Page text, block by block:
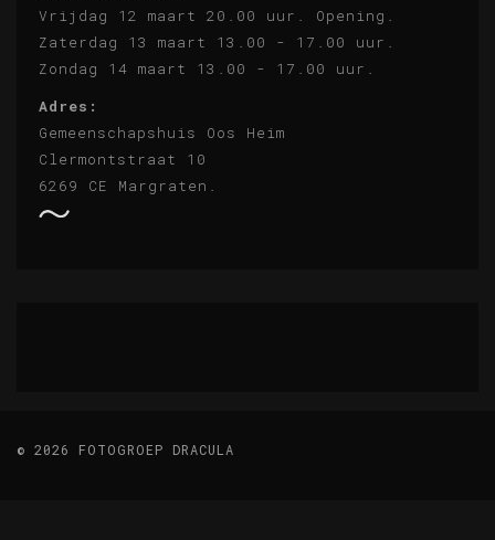
Vrijdag 12 maart 20.00 uur. Opening.
Zaterdag 13 maart 13.00 - 17.00 uur.
Zondag 14 maart 13.00 - 17.00 uur.
Adres:
Gemeenschapshuis Oos Heim
Clermontstraat 10
6269 CE Margraten.
© 2026 FOTOGROEP DRACULA